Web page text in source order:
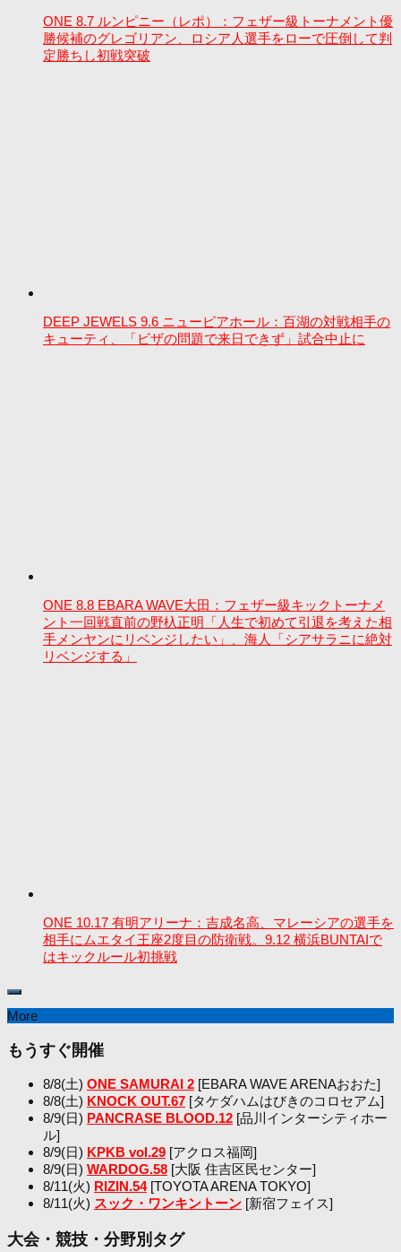
ONE 8.7 ルンピニー（レポ）：フェザー級トーナメント優
勝候補のグレゴリアン、ロシア人選手をローで圧倒して判
定勝ちし初戦突破
DEEP JEWELS 9.6 ニューピアホール：百湖の対戦相手の
キューティ、「ビザの問題で来日できず」試合中止に
ONE 8.8 EBARA WAVE大田：フェザー級キックトーナメ
ント一回戦直前の野杁正明「人生で初めて引退を考えた相
手メンヤンにリベンジしたい」、海人「シアサラニに絶対
リベンジする」
ONE 10.17 有明アリーナ：吉成名高、マレーシアの選手を
相手にムエタイ王座2度目の防衛戦。9.12 横浜BUNTAIで
はキックルール初挑戦
More
もうすぐ開催
8/8(土) ONE SAMURAI 2 [EBARA WAVE ARENAおおた]
8/8(土) KNOCK OUT.67 [タケダハムはびきのコロセアム]
8/9(日) PANCRASE BLOOD.12 [品川インターシティホー
ル]
8/9(日) KPKB vol.29 [アクロス福岡]
8/9(日) WARDOG.58 [大阪 住吉区民センター]
8/11(火) RIZIN.54[TOYOTA ARENA TOKYO]
8/11(火) スック・ワンキントーン [新宿フェイス]
大会・競技・分野別タグ